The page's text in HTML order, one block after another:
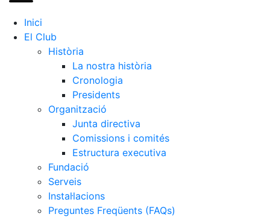
Inici
El Club
Història
La nostra història
Cronologia
Presidents
Organització
Junta directiva
Comissions i comités
Estructura executiva
Fundació
Serveis
Instal·lacions
Preguntes Freqüents (FAQs)